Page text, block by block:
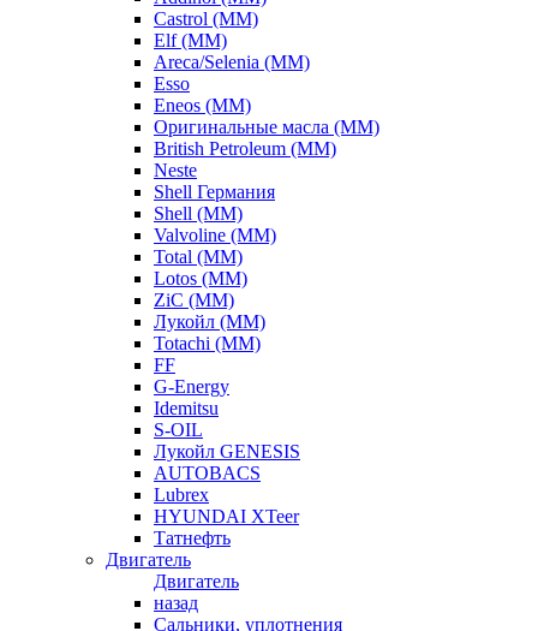
Castrol (ММ)
Elf (ММ)
Areca/Selenia (ММ)
Esso
Eneos (ММ)
Оригинальные масла (ММ)
British Petroleum (ММ)
Neste
Shell Германия
Shell (ММ)
Valvoline (ММ)
Total (ММ)
Lotos (ММ)
ZiC (ММ)
Лукойл (ММ)
Totachi (MM)
FF
G-Energy
Idemitsu
S-OIL
Лукойл GENESIS
AUTOBACS
Lubrex
HYUNDAI XTeer
Татнефть
Двигатель
Двигатель
назад
Сальники, уплотнения